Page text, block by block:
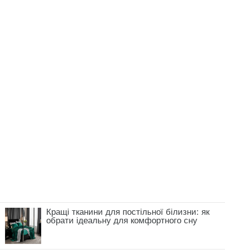
Кращі тканини для постільної білизни: як
обрати ідеальну для комфортного сну